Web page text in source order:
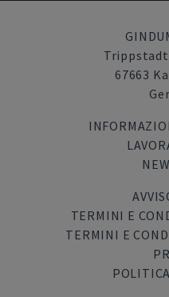
67663
TERMINI E
TERMINI E